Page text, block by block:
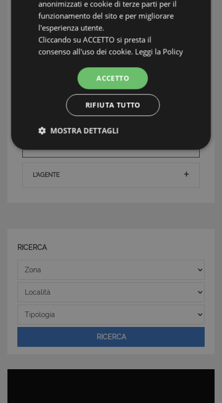
lussureggiante vegetazione che le garantisce
un clima fresco e ventilato.Levantoè una
cittadina da godere tutto l'anno ricca di
monumenti, palazzi storici e incantevoli spiagge.
SI RAGGIUNGONO in treno con la linea GE-SP ,
tutte le località hanno la loro stazione; in auto
con l'autostrada A12 GE-LI uscite a Levanto,
Sestri Levante, Deiva Marina o Carrodano.
TAG: Appartamenti, Deiva Marina, Baie del
L'AGENTE
RICERCA
Zona
Località
Tipologia
RICERCA
anonimizzati e cookie di terze parti per il
funzionamento del sito e per migliorare
l'esperienza utente.
Cliccando su ACCETTO si presta il
consenso all'uso dei cookie. Leggi la Policy
ACCETTO
RIFIUTA TUTTO
MOSTRA DETTAGLI
Strettamente necessari e Statistiche
funzionalità del sito Web principale come l'accesso